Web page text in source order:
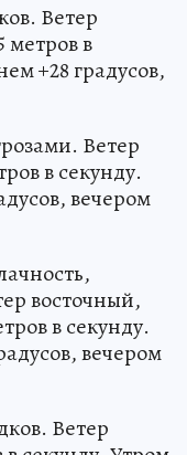
Ветер
метров в
+28 градусов,
Ветер
в секунду.
вечером
восточный,
в секунду.
вечером
Ветер